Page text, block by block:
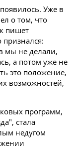
Уже в
о том, что
пишет
мы не делали,
а потом уже не
это положение,
возможностей,
программ,
стала
недугом